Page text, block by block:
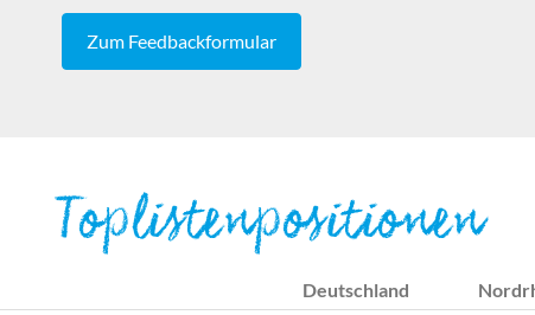
Zum Feedbackformular
Toplistenpositionen
Deutschland